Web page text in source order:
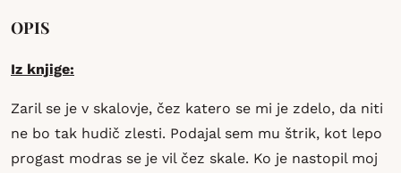
OPIS
Iz knjige:
Zaril se je v skalovje, čez katero se mi je zdelo, da niti
ne bo tak hudič zlesti. Podajal sem mu štrik, kot lepo
progast modras se je vil čez skale. Ko je nastopil moj